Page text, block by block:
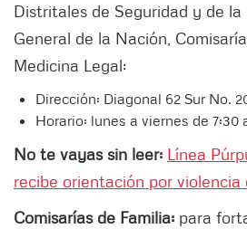
Distritales de Seguridad y de la
General de la Nación,
Medicina Legal:
Dirección: Diagonal 62 Sur No.
Horario: lunes a viernes de 7:30
No te vayas sin leer: Línea
recibe orientación por violencia
Comisarías de Familia: para